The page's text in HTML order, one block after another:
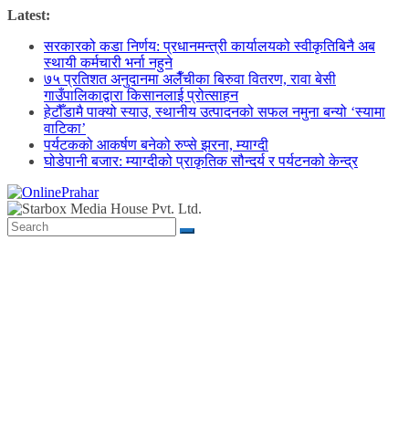
Skip
content
Latest:
सरकारको कडा निर्णय: प्रधानमन्त्री कार्यालयको स्वीकृतिबिनै अब
स्थायी कर्मचारी भर्ना नहुने
७५ प्रतिशत अनुदानमा अलैँचीका बिरुवा वितरण, रावा बेसी
गाउँपालिकाद्वारा किसानलाई प्रोत्साहन
हेटौँडामै पाक्यो स्याउ, स्थानीय उत्पादनको सफल नमुना बन्यो ‘स्यामा
वाटिका’
पर्यटकको आकर्षण बनेको रुप्से झरना, म्याग्दी
घोडेपानी बजार: म्याग्दीको प्राकृतिक सौन्दर्य र पर्यटनको केन्द्र